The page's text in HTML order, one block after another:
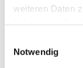
weiteren Daten
Notwendig